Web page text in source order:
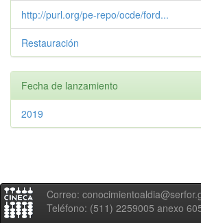
http://purl.org/pe-repo/ocde/ford...
Restauración
Fecha de lanzamiento
2019
Correo:
Teléfono: (511) 2259005 anexo